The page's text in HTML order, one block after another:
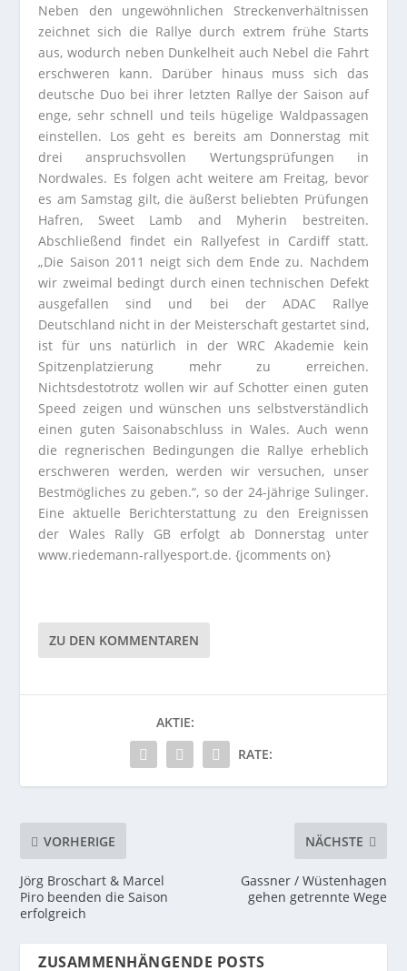
Neben den ungewöhnlichen Streckenverhältnissen
zeichnet sich die Rallye durch extrem frühe Starts
aus, wodurch neben Dunkelheit auch Nebel die Fahrt
erschweren kann. Darüber hinaus muss sich das
deutsche Duo bei ihrer letzten Rallye der Saison auf
enge, sehr schnell und teils hügelige Waldpassagen
einstellen. Los geht es bereits am Donnerstag mit
drei anspruchsvollen Wertungsprüfungen in
Nordwales. Es folgen acht weitere am Freitag, bevor
es am Samstag gilt, die äußerst beliebten Prüfungen
Hafren, Sweet Lamb and Myherin bestreiten.
Abschließend findet ein Rallyefest in Cardiff statt.
„Die Saison 2011 neigt sich dem Ende zu. Nachdem
wir zweimal bedingt durch einen technischen Defekt
ausgefallen sind und bei der ADAC Rallye
Deutschland nicht in der Meisterschaft gestartet sind,
ist für uns natürlich in der WRC Akademie kein
Spitzenplatzierung mehr zu erreichen.
Nichtsdestotrotz wollen wir auf Schotter einen guten
Speed zeigen und wünschen uns selbstverständlich
einen guten Saisonabschluss in Wales. Auch wenn
die regnerischen Bedingungen die Rallye erheblich
erschweren werden, werden wir versuchen, unser
Bestmögliches zu geben.“, so der 24-jährige Sulinger.
Eine aktuelle Berichterstattung zu den Ereignissen
der Wales Rally GB erfolgt ab Donnerstag unter
www.riedemann-rallyesport.de. {jcomments on}
ZU DEN KOMMENTAREN
AKTIE:
RATE:
VORHERIGE
Jörg Broschart & Marcel
Piro beenden die Saison
erfolgreich
NÄCHSTE
Gassner / Wüstenhagen
gehen getrennte Wege
ZUSAMMENHÄNGENDE POSTS